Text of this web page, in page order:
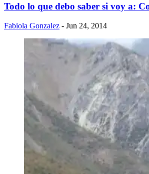
Todo lo que debo saber si voy a:
Fabiola Gonzalez - Jun 24, 2014